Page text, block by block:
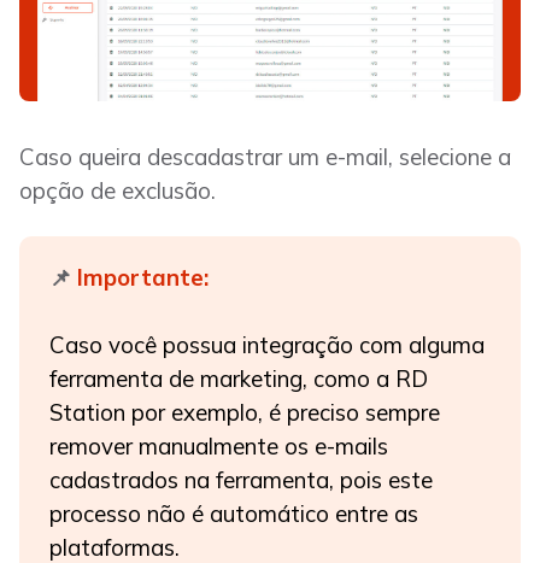
Caso queira descadastrar um e-mail, selecione a
opção de exclusão.
📌 Importante:
Caso você possua integração com alguma
ferramenta de marketing, como a RD
Station por exemplo, é preciso sempre
remover manualmente os e-mails
cadastrados na ferramenta, pois este
processo não é automático entre as
plataformas.